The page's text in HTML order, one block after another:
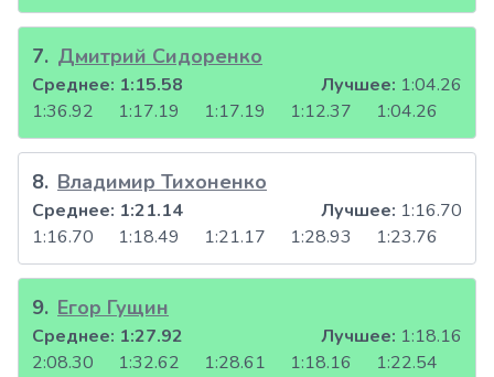
7. Дмитрий Сидоренко
1:36.92 1:17.19 1:17.19 1:12.37 1:04.26
Среднее: 1:15.58 Лучшее: 1:04.26
8. Владимир Тихоненко
1:16.70 1:18.49 1:21.17 1:28.93 1:23.76
Среднее: 1:21.14 Лучшее: 1:16.70
9. Егор Гущин
2:08.30 1:32.62 1:28.61 1:18.16 1:22.54
Среднее: 1:27.92 Лучшее: 1:18.16